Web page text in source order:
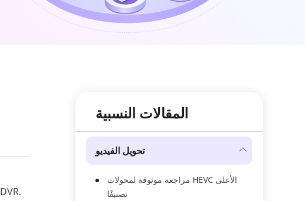
المقالات النسبية
تحويل الفيديو
مراجعة موثوقة لمحولات HEVC الأعلى
تصنيفًا